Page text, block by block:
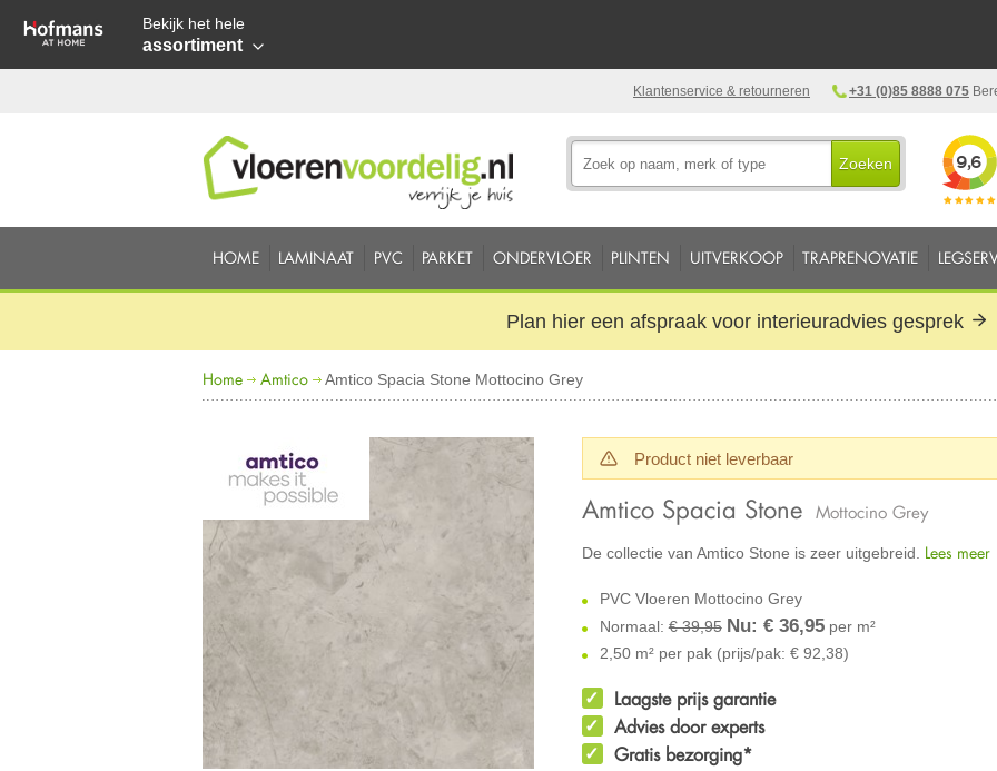
Bekijk het hele
assortiment
+31 (0)85 8888 075
Klantenservice & retourneren
Zoeken
HOME LAMINAAT PVC PARKET ONDERVLOER PLINTEN UITVERKOOP TRAPRENOVATIE
Plan hier een afspraak voor interieuradvies gesprek
Home Amtico Amtico Spacia Stone Mottocino Grey
Product niet leverbaar
Amtico Spacia Stone Mottocino Grey
De collectie van Amtico Stone is zeer uitgebreid. Lees meer
PVC Vloeren Mottocino Grey
Normaal:€ 39,95 Nu: € 36,95per m²
2,50 m² per pak (prijs/pak: € 92,38)
Laagste prijs garantie
Advies door experts
Gratis bezorging*